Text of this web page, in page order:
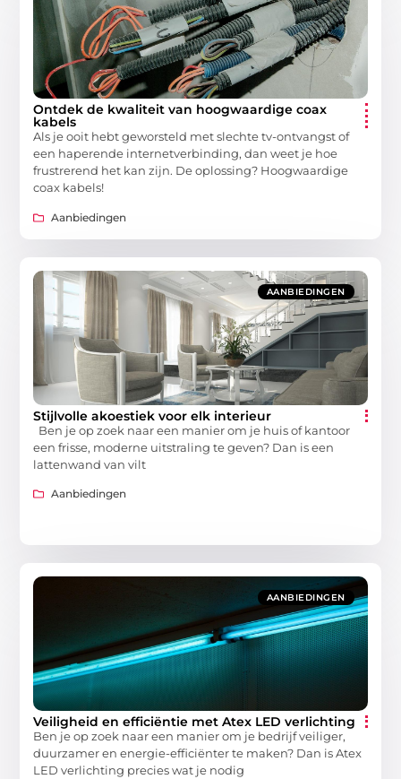
Ontdek de kwaliteit van hoogwaardige coax
kabels
Als je ooit hebt geworsteld met slechte tv-ontvangst of
een haperende internetverbinding, dan weet je hoe
frustrerend het kan zijn. De oplossing? Hoogwaardige
coax kabels!
Aanbiedingen
AANBIEDINGEN
Stijlvolle akoestiek voor elk interieur
Ben je op zoek naar een manier om je huis of kantoor
een frisse, moderne uitstraling te geven? Dan is een
lattenwand van vilt
Aanbiedingen
AANBIEDINGEN
Veiligheid en efficiëntie met Atex LED verlichting
Ben je op zoek naar een manier om je bedrijf veiliger,
duurzamer en energie-efficiënter te maken? Dan is Atex
LED verlichting precies wat je nodig